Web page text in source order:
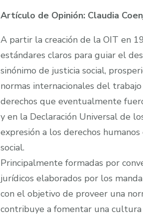
Artículo de Opinión: Claudia
A partir la creación de la OIT en
estándares claros para guiar el
sinónimo de justicia social,
normas internacionales del
derechos que eventualmente
y en la Declaración Universal de
expresión a los derechos
social.
Principalmente formadas por
jurídicos elaborados por los
con el objetivo de proveer una
contribuye a fomentar una